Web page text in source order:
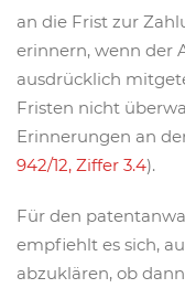
an die Frist zur
erinnern, wenn der
ausdrücklich
Fristen nicht
Erinnerungen an
942/12, Ziffer 3.4).
Für den
empfiehlt es sich,
abzuklären, ob